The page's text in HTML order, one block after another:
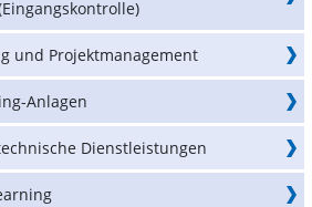
und Projektmanagement
Anlagen
Dienstleistungen